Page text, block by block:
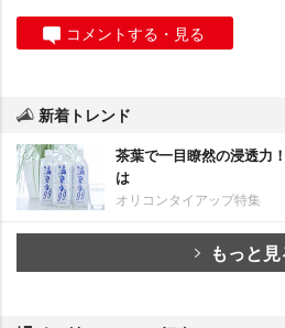
コメントする・見る
新着トレンド
茶葉で一目瞭然の浸透力
は
オリコンタイアップ特集
もっと見